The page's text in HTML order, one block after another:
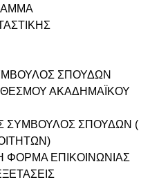
ΣΠΟΥΔΩΝ
ΑΚΑΔΗΜΑΪΚΟΥ
ΣΥΜΒΟΥΛΟΣ ΣΠΟΥΔΩΝ (
ΦΟΡΜΑ ΕΠΙΚΟΙΝΩΝΙΑΣ